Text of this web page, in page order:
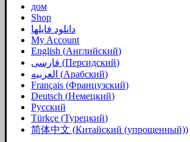
дом
Shop
دانلود فایلها
My Account
English (Английский)
فارسی (Персидский)
العربیه (Арабский)
Français (Французский)
Deutsch (Немецкий)
Русский
Türkçe (Турецкий)
简体中文 (Китайский (упрощенный))